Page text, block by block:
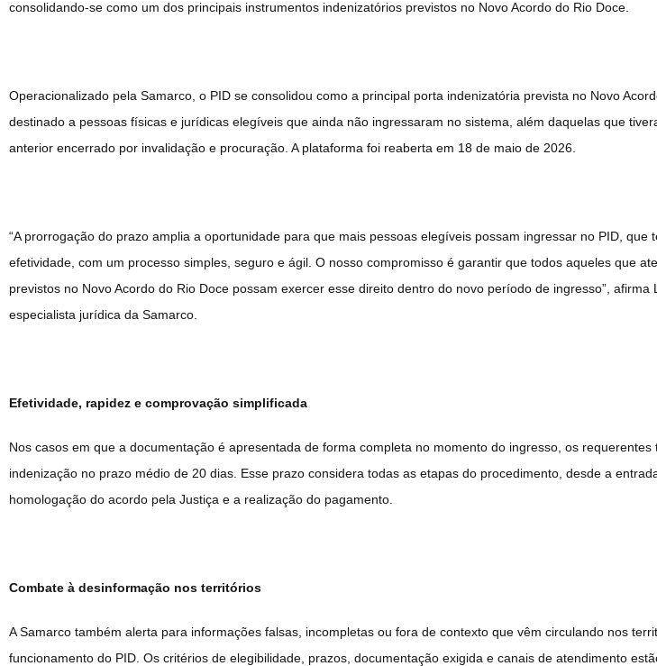
consolidando-se como um dos principais instrumentos indenizatórios previstos no Novo Acordo do Rio Doce.
Operacionalizado pela Samarco, o PID se consolidou como a principal porta indenizatória prevista no Novo
destinado a pessoas físicas e jurídicas elegíveis que ainda não ingressaram no sistema, além daquelas que
anterior encerrado por invalidação e procuração. A plataforma foi reaberta em 18 de maio de 2026.
“A prorrogação do prazo amplia a oportunidade para que mais pessoas elegíveis possam ingressar no PID, que
efetividade, com um processo simples, seguro e ágil. O nosso compromisso é garantir que todos aqueles que
previstos no Novo Acordo do Rio Doce possam exercer esse direito dentro do novo período de ingresso”, afirma
especialista jurídica da Samarco.
Efetividade, rapidez e comprovação simplificada
Nos casos em que a documentação é apresentada de forma completa no momento do ingresso, os requerentes
indenização no prazo médio de 20 dias. Esse prazo considera todas as etapas do procedimento, desde a
homologação do acordo pela Justiça e a realização do pagamento.
Combate à desinformação nos territórios
A Samarco também alerta para informações falsas, incompletas ou fora de contexto que vêm circulando nos
funcionamento do PID. Os critérios de elegibilidade, prazos, documentação exigida e canais de atendimento